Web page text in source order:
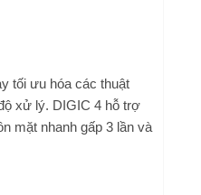
tối ưu hóa các thuật
xử lý. DIGIC 4 hỗ trợ
mặt nhanh gấp 3 lần và